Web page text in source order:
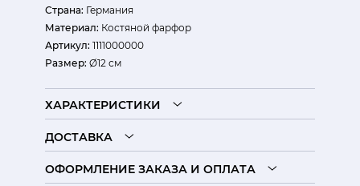
Страна: Германия
Материал: Костяной фарфор
Артикул: 1111000000
Размер: Ø12 см
ХАРАКТЕРИСТИКИ
ДОСТАВКА
ОФОРМЛЕНИЕ ЗАКАЗА И ОПЛАТА